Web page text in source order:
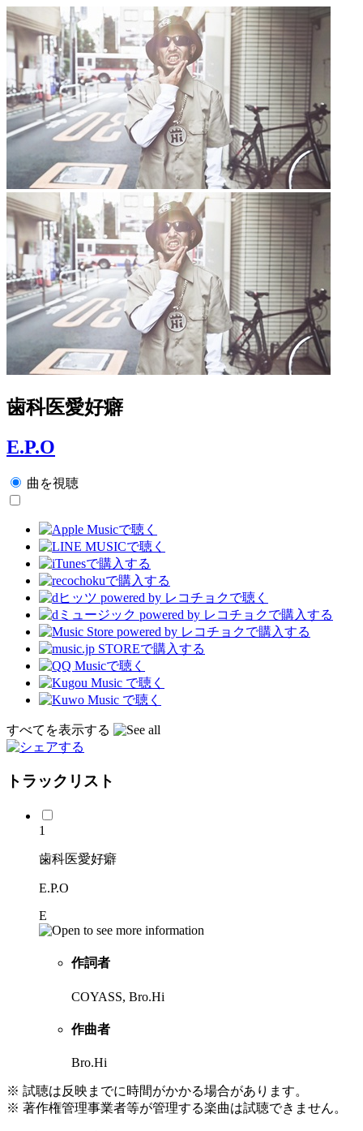
歯科医愛好癖
E.P.O
曲を視聴
すべてを表示する
トラックリスト
1
歯科医愛好癖
E.P.O
E
作詞者
COYASS, Bro.Hi
作曲者
Bro.Hi
※ 試聴は反映までに時間がかかる場合があります。
※ 著作権管理事業者等が管理する楽曲は試聴できません。